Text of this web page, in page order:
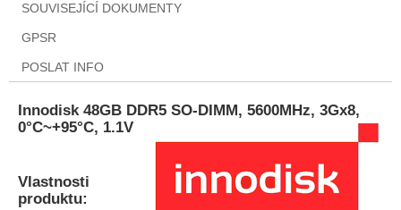
SOUVISEJÍCÍ DOKUMENTY
GPSR
POSLAT INFO
Innodisk 48GB DDR5 SO-DIMM, 5600MHz, 3Gx8,
0°C~+95°C, 1.1V
Vlastnosti
produktu: